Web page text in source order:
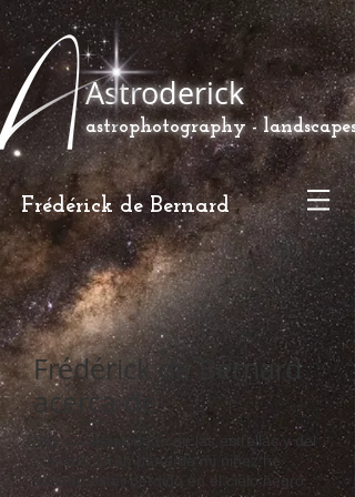
Frédérick de Bernard
astrophotography - landscapes
Astroderick
Frédérick de Bernard
acerca de
Soy un apasionado de las estrellas y del
cosmos. Gran parte de mi niñez he
soñado estar perdido en el cielo negro